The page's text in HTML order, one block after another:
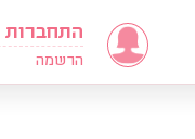
התחברות
הרשמה
מדריכות כלות